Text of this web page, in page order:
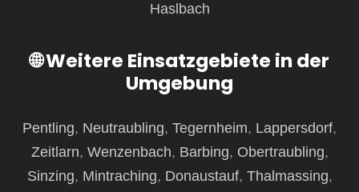
Haslbach
🌐 Weitere Einsatzgebiete in der
Umgebung
Pentling, Neutraubling, Tegernheim, Lappersdorf,
Zeitlarn, Wenzenbach, Barbing, Obertraubling,
Sinzing, Mintraching, Donaustauf, Thalmassing,